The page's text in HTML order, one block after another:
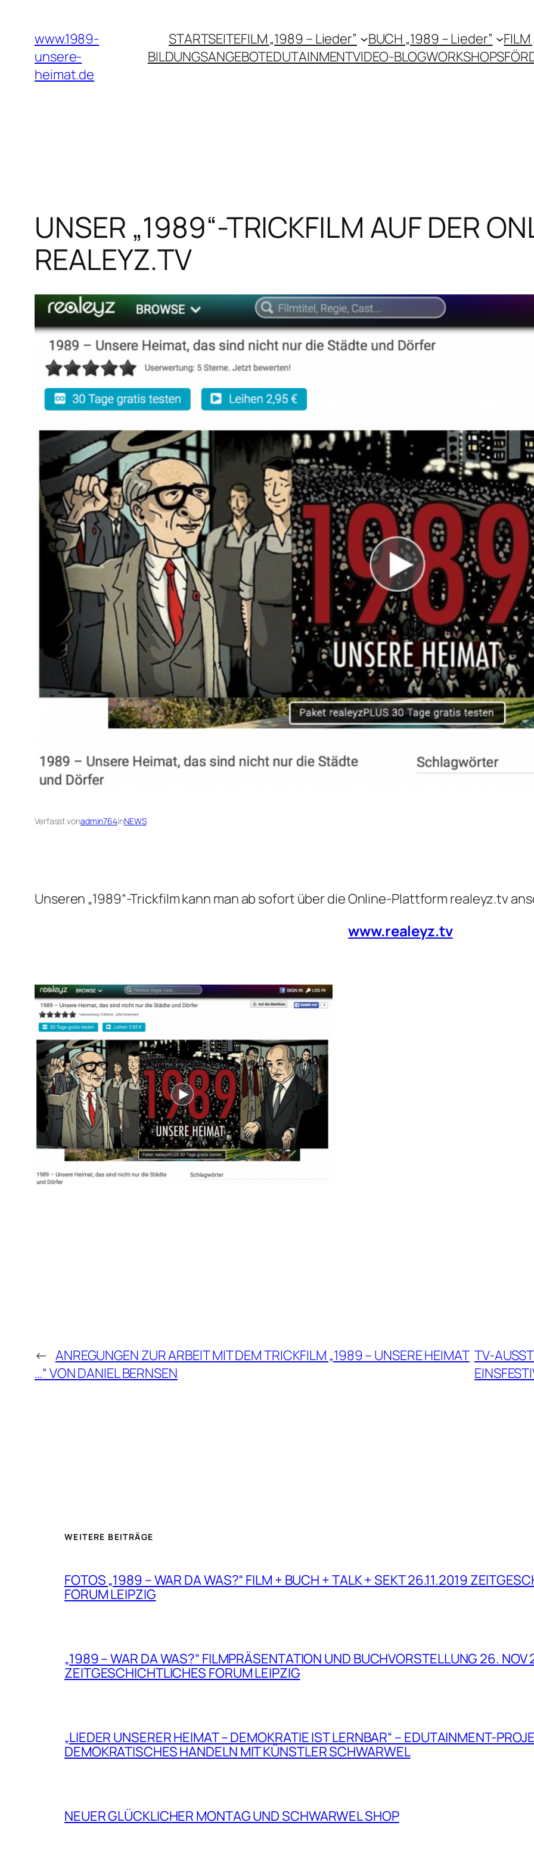
springen
www.1989-
unsere-
heimat.de
STARTSEITEFILM „1989 – Lieder” BUCH „1989 – Lieder”
BILDUNGSANGEBOTEDUTAINMENTVIDEO-BLOGWORKSHOPS
UNSER „1989“-TRICKFILM AUF DER
REALEYZ.TV
Verfasst vonadmin764inNEWS
Unseren „1989“-Trickfilm kann man ab sofort über die Online-Plattform realeyz.tv
www.realeyz.tv
← ANREGUNGEN ZUR ARBEIT MIT DEM TRICKFILM „1989 – UNSERE HEIMAT
…“ VON DANIEL BERNSEN
TV-
WEITERE BEITRÄGE
FOTOS „1989 – WAR DA WAS?“ FILM + BUCH + TALK + SEKT 26.11.2019
FORUM LEIPZIG
„1989 – WAR DA WAS?“ FILMPRÄSENTATION UND BUCHVORSTELLUNG 26. NOV
ZEITGESCHICHTLICHES FORUM LEIPZIG
„LIEDER UNSERER HEIMAT – DEMOKRATIE IST LERNBAR“ – EDUTAINMENT-
DEMOKRATISCHES HANDELN MIT KÜNSTLER SCHWARWEL
NEUER GLÜCKLICHER MONTAG UND SCHWARWEL SHOP